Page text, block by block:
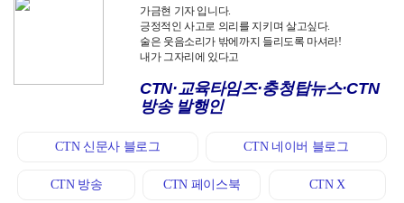
가금현 기자 입니다.
긍정적인 사고로 의리를 지키며 살고싶다.
술은 웃음소리가 밖에까지 들리도록 마셔라!
내가 그자리에 있다고
CTN·교육타임즈·충청탑뉴스·CTN
방송 발행인
CTN 신문사 블로그 CTN 네이버 블로그
CTN 방송 CTN 페이스북 CTN X